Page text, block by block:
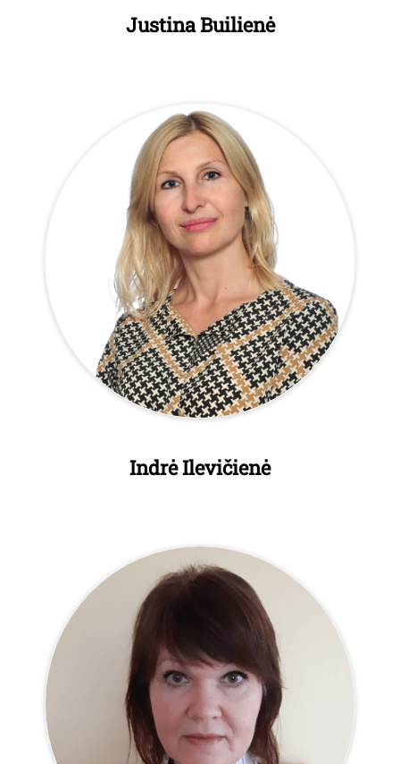
Justina Builienė
Indrė Ilevičienė